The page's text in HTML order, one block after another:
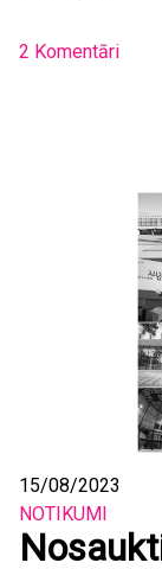
2 Komentāri
15/08/2023
NOTIKUMI